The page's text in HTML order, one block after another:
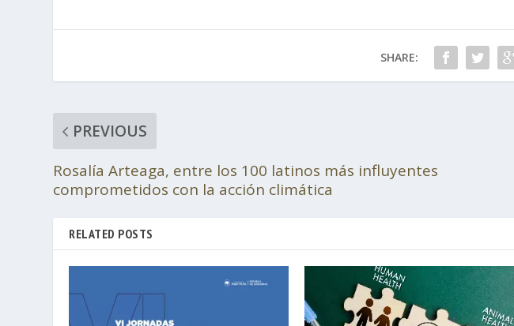
SHARE:
PREVIOUS
Rosalía Arteaga, entre los 100 latinos más influyentes
comprometidos con la acción climática
RELATED POSTS